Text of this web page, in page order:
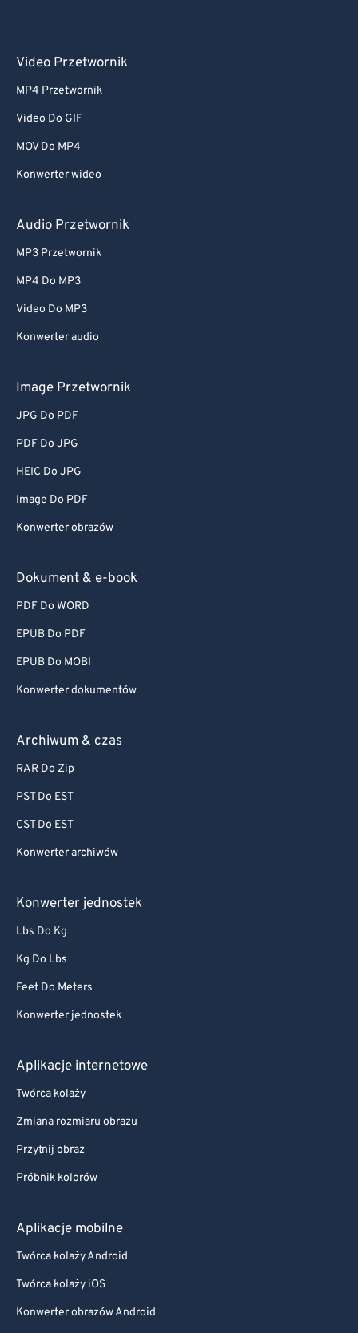
Video Przetwornik
MP4 Przetwornik
Video Do GIF
MOV Do MP4
Konwerter wideo
Audio Przetwornik
MP3 Przetwornik
MP4 Do MP3
Video Do MP3
Konwerter audio
Image Przetwornik
JPG Do PDF
PDF Do JPG
HEIC Do JPG
Image Do PDF
Konwerter obrazów
Dokument & e-book
PDF Do WORD
EPUB Do PDF
EPUB Do MOBI
Konwerter dokumentów
Archiwum & czas
RAR Do Zip
PST Do EST
CST Do EST
Konwerter archiwów
Konwerter jednostek
Lbs Do Kg
Kg Do Lbs
Feet Do Meters
Konwerter jednostek
Aplikacje internetowe
Twórca kolaży
Zmiana rozmiaru obrazu
Przytnij obraz
Próbnik kolorów
Aplikacje mobilne
Twórca kolaży Android
Twórca kolaży iOS
Konwerter obrazów Android